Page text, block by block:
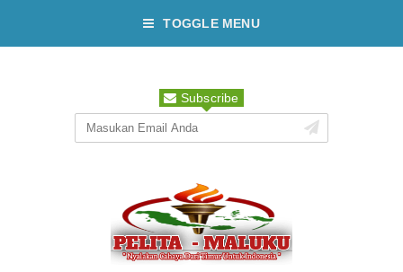
TOGGLE MENU
Subscribe